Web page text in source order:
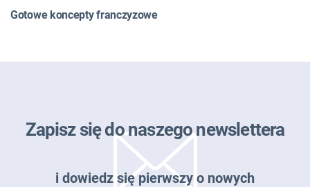
Gotowe koncepty franczyzowe
Zapisz się do naszego newslettera
i dowiedz się pierwszy o nowych